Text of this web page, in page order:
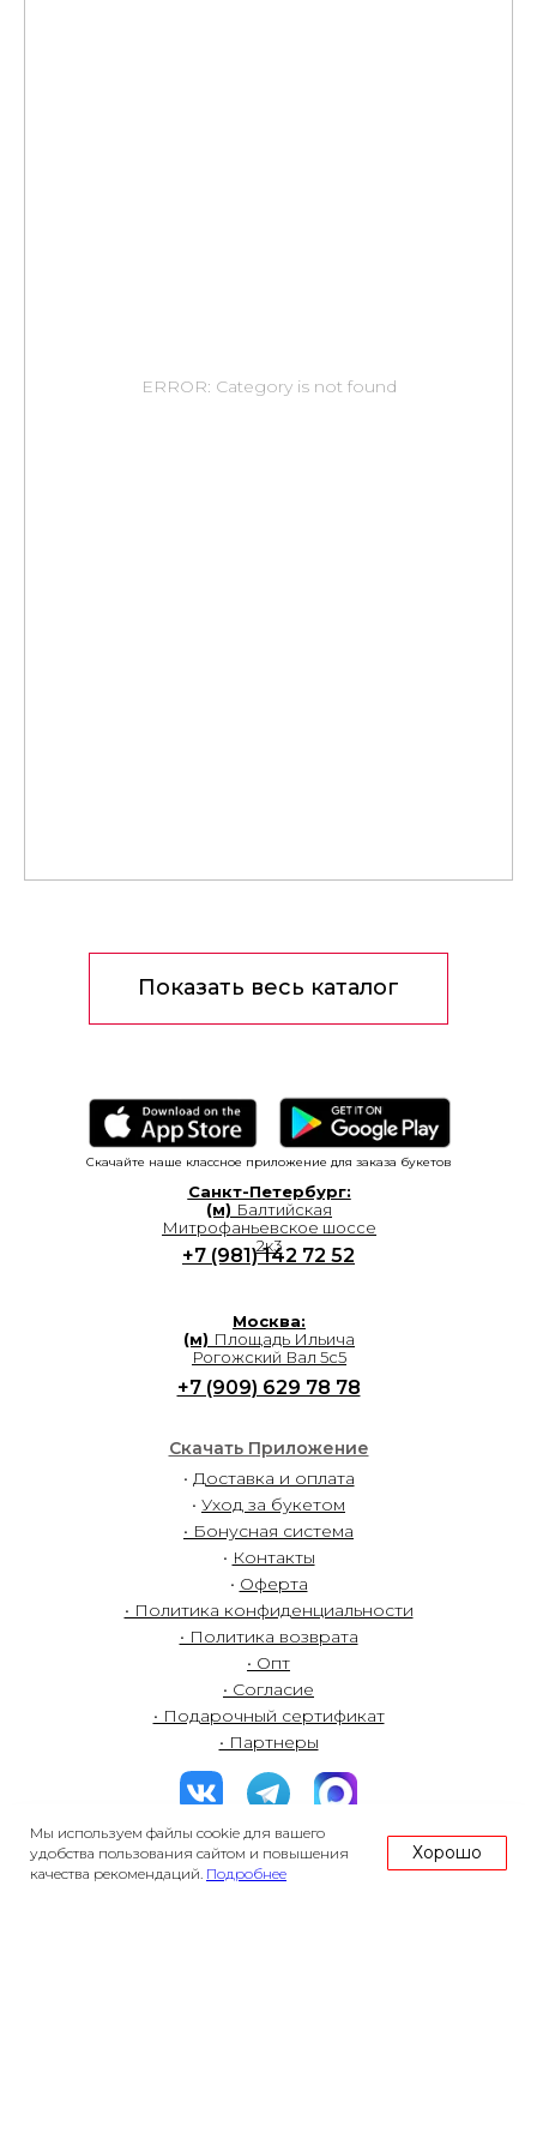
ERROR: Category is not found
Показать весь каталог
• Доставка и оплата
• Уход за букетом
• Бонусная система
• Контакты
• Оферта
• Политика конфиденциальности
• Политика возврата
• Опт
• Согласие
• Подарочный сертификат
• Партнеры
+7 (909) 629 78 78
Санкт-Петербург:
(м) Балтийская
Митрофаньевское шоссе
2к3
Скачать Приложение
+7 (981) 142 72 52
Москва:
(м) Площадь Ильича
Рогожский Вал 5с5
Скачайте наше классное приложение для заказа букетов
Мы используем файлы cookie для вашего
удобства пользования сайтом и повышения
качества рекомендаций. Подробнее
Хорошо